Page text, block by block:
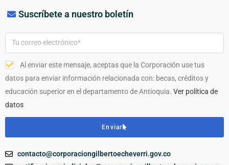
Suscríbete a nuestro boletín
Al enviar este mensaje, aceptas que la Corporación use tus
datos para enviar información relacionada con: becas, créditos y
educación superior en el departamento de Antioquia. Ver política de
datos
Enviar
contacto@corporaciongilbertoecheverri.gov.co